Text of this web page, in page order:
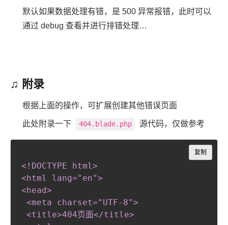
默认如果数据处理有错，是 500 异常报错，此时可以
通过 debug 查看并进行排错处理…
♫ 附录
根据上面的操作，可扩展创建其他错误页面
此处附录一下 404.blade.php 源代码，仅做参考
<!DOCTYPE html>
<html lang="en">
<head>
<meta charset="UTF-8">
<title>404页面</title>
复制
Copy